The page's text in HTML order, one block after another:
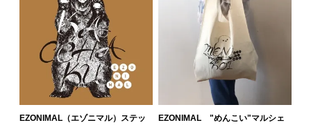
EZONIMAL（エゾニマル）ステッ
EZONIMAL "めんこい"マルシェ